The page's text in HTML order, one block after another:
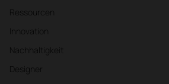
Ressourcen
Innovation
Nachhaltigkeit
Designer